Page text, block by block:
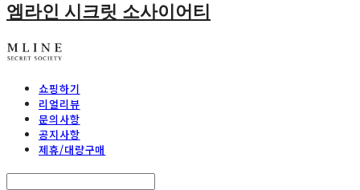
엠라인 시크릿 소사이어티
쇼핑하기
리얼리뷰
문의사항
공지사항
제휴/대량구매